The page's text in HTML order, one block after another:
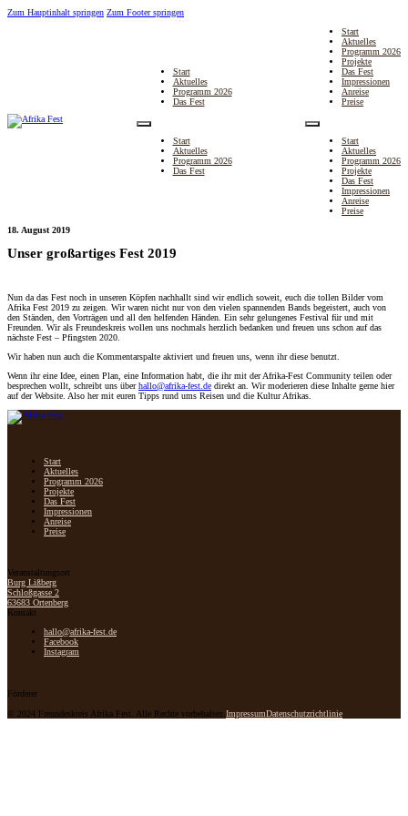
Zum Hauptinhalt springen Zum Footer springen
Start
Aktuelles
Programm 2026
Das Fest
Start
Aktuelles
Programm 2026
Das Fest
Start
Aktuelles
Programm 2026
Projekte
Das Fest
Impressionen
Anreise
Preise
Start
Aktuelles
Programm 2026
Projekte
Das Fest
Impressionen
Anreise
Preise
18. August 2019
Unser großartiges Fest 2019
Nun da das Fest noch in unseren Köpfen nachhallt sind wir endlich soweit, euch die tollen Bilder vom
Afrika Fest 2019 zu zeigen. Wir waren nicht nur von den vielen spannenden Bands begeistert, auch von
den Ständen, den Vorträgen und all den helfenden Händen. Ein sehr gelungenes Festival für und mit
Freunden. Wir als Freundeskreis wollen uns nochmals herzlich bedanken und freuen uns schon auf das
nächste Fest – Pfingsten 2020.
Wir haben nun auch die Kommentarspalte aktiviert und freuen uns, wenn ihr diese benutzt.
Wenn ihr eine Idee, einen Plan, eine Information habt, die ihr mit der Afrika-Fest Community teilen oder
besprechen wollt, schreibt uns überhallo@afrika-fest.de direkt an. Wir moderieren diese Inhalte gerne hier
auf der Website. Also her mit euren Tipps rund ums Reisen und die Kultur Afrikas.
Start
Aktuelles
Programm 2026
Projekte
Das Fest
Impressionen
Anreise
Preise
Veranstaltungsort
Burg Lißberg
Schloßgasse 2
63683 Ortenberg
Kontakt
hallo@afrika-fest.de
Facebook
Instagram
Förderer
© 2024 Freundeskreis Afrika Fest. Alle Rechte vorbehalten. ImpressumDatenschutzrichtlinie